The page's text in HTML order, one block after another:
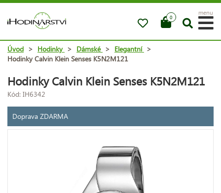
0
menu
Úvod > Hodinky > Dámské > Elegantní >
Hodinky Calvin Klein Senses K5N2M121
Hodinky Calvin Klein Senses K5N2M121
Kód: IH6342
Doprava ZDARMA